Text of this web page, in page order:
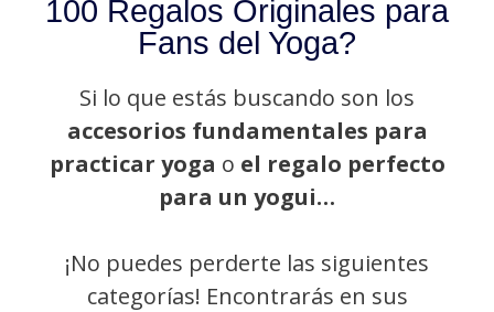
100 Regalos Originales para
Fans del Yoga?
Si lo que estás buscando son los
accesorios fundamentales para
practicar yoga o el regalo perfecto
para un yogui…
¡No puedes perderte las siguientes
categorías! Encontrarás en sus